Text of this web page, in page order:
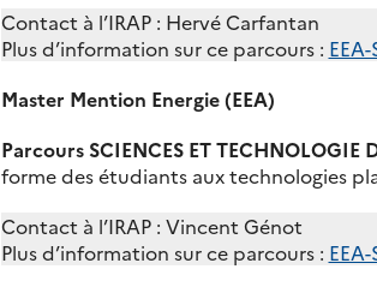
Contact à l’IRAP : Hervé Carfantan
Plus d’information sur ce parcours : EEA-
Master Mention Energie (EEA)
Parcours SCIENCES ET TECHNOLOGIE
forme des étudiants aux technologies
Contact à l’IRAP : Vincent Génot
Plus d’information sur ce parcours : EEA-